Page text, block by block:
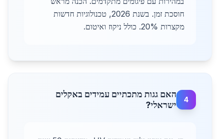
חוסכת זמן. בשנת 2026, טכנולוגיות חדשות
מקצרות 20%. כולל ניקוז ואיטום.
4
האם גגות מתכתיים עמידים באקלים
ישראלי?